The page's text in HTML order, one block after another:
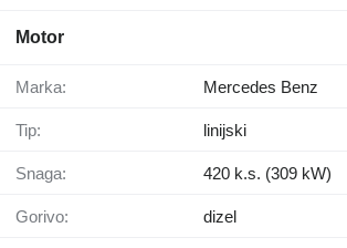
Motor
Marka: Mercedes Benz
Tip: linijski
Snaga: 420 k.s. (309 kW)
Gorivo: dizel